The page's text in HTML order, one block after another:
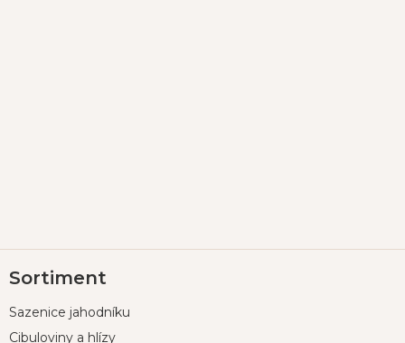
á
a
Sortiment
Sazenice jahodníku
Cibuloviny a hlízy